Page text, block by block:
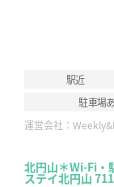
駅近
駐車場
運営会社：
北円山＊Wi-Fi・
ステイ北円山